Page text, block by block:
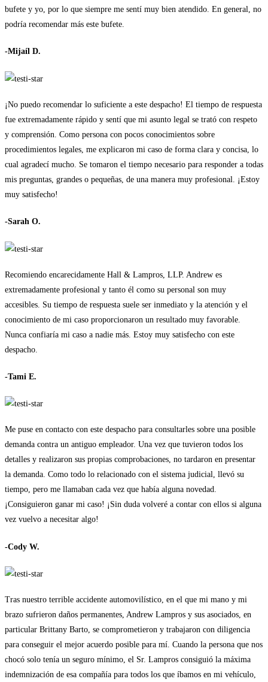
bufete y yo, por lo que siempre me sentí muy bien atendido. En general, no
podría recomendar más este bufete.
-Mijaíl D.
¡No puedo recomendar lo suficiente a este despacho! El tiempo de respuesta
fue extremadamente rápido y sentí que mi asunto legal se trató con respeto
y comprensión. Como persona con pocos conocimientos sobre
procedimientos legales, me explicaron mi caso de forma clara y concisa, lo
cual agradecí mucho. Se tomaron el tiempo necesario para responder a todas
mis preguntas, grandes o pequeñas, de una manera muy profesional. ¡Estoy
muy satisfecho!
-Sarah O.
Recomiendo encarecidamente Hall & Lampros, LLP. Andrew es
extremadamente profesional y tanto él como su personal son muy
accesibles. Su tiempo de respuesta suele ser inmediato y la atención y el
conocimiento de mi caso proporcionaron un resultado muy favorable.
Nunca confiaría mi caso a nadie más. Estoy muy satisfecho con este
despacho.
-Tami E.
Me puse en contacto con este despacho para consultarles sobre una posible
demanda contra un antiguo empleador. Una vez que tuvieron todos los
detalles y realizaron sus propias comprobaciones, no tardaron en presentar
la demanda. Como todo lo relacionado con el sistema judicial, llevó su
tiempo, pero me llamaban cada vez que había alguna novedad.
¡Consiguieron ganar mi caso! ¡Sin duda volveré a contar con ellos si alguna
vez vuelvo a necesitar algo!
-Cody W.
Tras nuestro terrible accidente automovilístico, en el que mi mano y mi
brazo sufrieron daños permanentes, Andrew Lampros y sus asociados, en
particular Brittany Barto, se comprometieron y trabajaron con diligencia
para conseguir el mejor acuerdo posible para mí. Cuando la persona que nos
chocó solo tenía un seguro mínimo, el Sr. Lampros consiguió la máxima
indemnización de esa compañía para todos los que íbamos en mi vehículo,